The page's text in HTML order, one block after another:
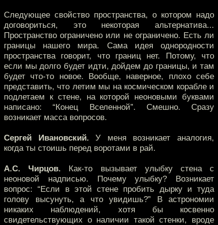
Следующее свойство пространства, о котором надо
договориться, это некоторая альтернатива...
Пространство ограничено или не ограничено. Есть ли
границы нашего мира. Сама идея однородности
пространства говорит, что границ нет. Потому, что
если мы долго будет идти, дойдем до границы, и там
будет что-то новое. Вообще, наверное, плохо себе
представить, что летим мы на космическом корабле и
подлетаем к стене, на которой неоновыми буквами
написано: “Конец Вселенной”. Смешно. Сразу
возникает масса вопросов.
Сергей Ивановский. У меня возникает аналогия,
когда ты стоишь перед воротами в рай.
А.С. Чирцов. Как-то вызывает улыбку стена с
неоновой надписью. Почему улыбку? Возникает
вопрос: “Если в этой стене пробить дырку и туда
голову высунуть, а что увидишь?” В астрономии
никаких наблюдений, хотя бы косвенно
свидетельствующих о наличии такой стенки, вроде